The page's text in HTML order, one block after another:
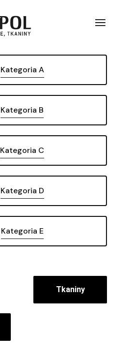
Kategoria A
Kategoria B
Kategoria C
Kategoria D
Kategoria E
Tkaniny